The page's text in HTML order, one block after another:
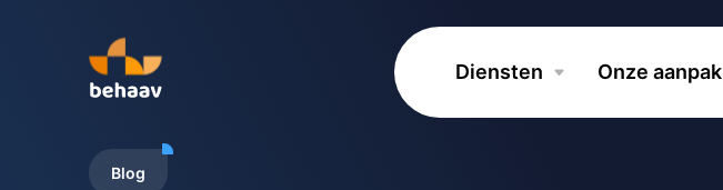
Diensten Onze aanpak
Blog